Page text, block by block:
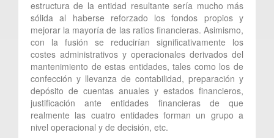
estructura de la entidad resultante sería mucho más
sólida al haberse reforzado los fondos propios y
mejorar la mayoría de las ratios financieras. Asimismo,
con la fusión se reducirían significativamente los
costes administrativos y operacionales derivados del
mantenimiento de estas entidades, tales como los de
confección y llevanza de contabilidad, preparación y
depósito de cuentas anuales y estados financieros,
justificación ante entidades financieras de que
realmente las cuatro entidades forman un grupo a
nivel operacional y de decisión, etc.